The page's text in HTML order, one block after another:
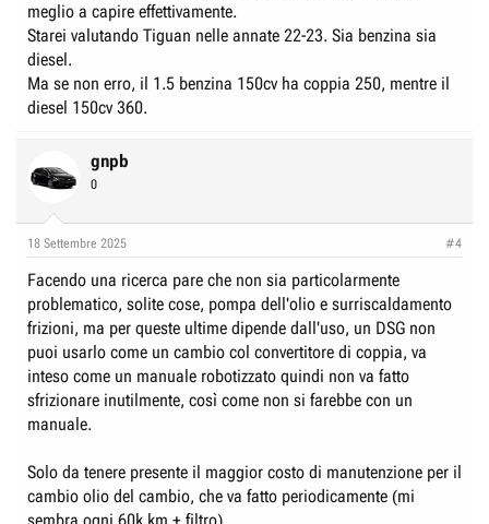
meglio a capire effettivamente.
Starei valutando Tiguan nelle annate 22-23. Sia benzina sia
diesel.
Ma se non erro, il 1.5 benzina 150cv ha coppia 250, mentre il
diesel 150cv 360.
gnpb
0
18 Settembre 2025 #4
Facendo una ricerca pare che non sia particolarmente
problematico, solite cose, pompa dell'olio e surriscaldamento
frizioni, ma per queste ultime dipende dall'uso, un DSG non
puoi usarlo come un cambio col convertitore di coppia, va
inteso come un manuale robotizzato quindi non va fatto
sfrizionare inutilmente, così come non si farebbe con un
manuale.
Solo da tenere presente il maggior costo di manutenzione per il
cambio olio del cambio, che va fatto periodicamente (mi